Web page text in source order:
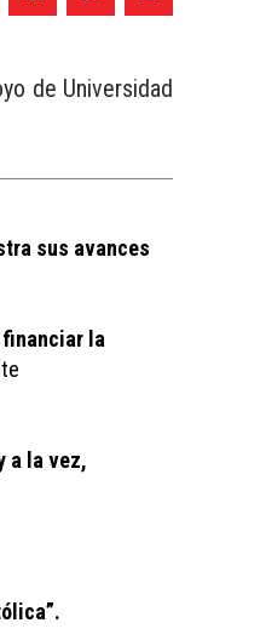
de Universidad
sus avances
la
a la vez,